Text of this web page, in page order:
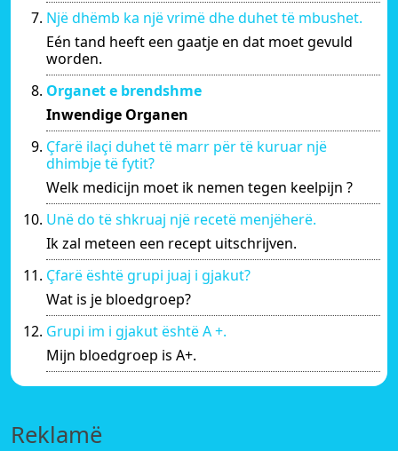
Një dhëmb ka një vrimë dhe duhet të mbushet.
Eén tand heeft een gaatje en dat moet gevuld
worden.
Organet e brendshme
Inwendige Organen
Çfarë ilaçi duhet të marr për të kuruar një
dhimbje të fytit?
Welk medicijn moet ik nemen tegen keelpijn ?
Unë do të shkruaj një recetë menjëherë.
Ik zal meteen een recept uitschrijven.
Çfarë është grupi juaj i gjakut?
Wat is je bloedgroep?
Grupi im i gjakut është A +.
Mijn bloedgroep is A+.
Reklamë